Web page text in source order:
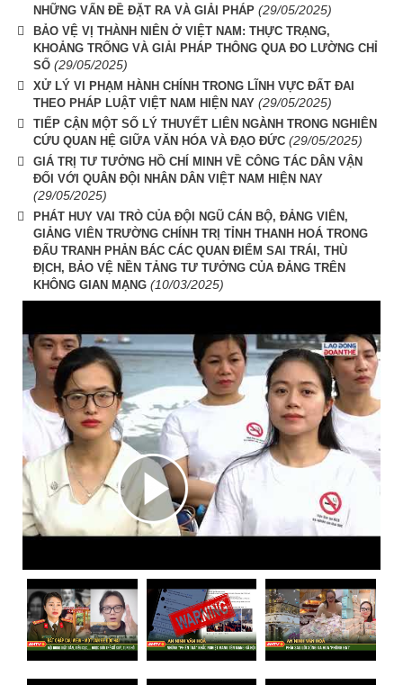
NHỮNG VẤN ĐỀ ĐẶT RA VÀ GIẢI PHÁP (29/05/2025)
BẢO VỆ VỊ THÀNH NIÊN Ở VIỆT NAM: THỰC TRẠNG,
KHOẢNG TRỐNG VÀ GIẢI PHÁP THÔNG QUA ĐO LƯỜNG CHỈ
SỐ (29/05/2025)
XỬ LÝ VI PHẠM HÀNH CHÍNH TRONG LĨNH VỰC ĐẤT ĐAI
THEO PHÁP LUẬT VIỆT NAM HIỆN NAY (29/05/2025)
TIẾP CẬN MỘT SỐ LÝ THUYẾT LIÊN NGÀNH TRONG NGHIÊN
CỨU QUAN HỆ GIỮA VĂN HÓA VÀ ĐẠO ĐỨC (29/05/2025)
GIÁ TRỊ TƯ TƯỞNG HỒ CHÍ MINH VỀ CÔNG TÁC DÂN VẬN
ĐỐI VỚI QUÂN ĐỘI NHÂN DÂN VIỆT NAM HIỆN NAY
(29/05/2025)
PHÁT HUY VAI TRÒ CỦA ĐỘI NGŨ CÁN BỘ, ĐẢNG VIÊN,
GIẢNG VIÊN TRƯỜNG CHÍNH TRỊ TỈNH THANH HOÁ TRONG
ĐẤU TRANH PHẢN BÁC CÁC QUAN ĐIỂM SAI TRÁI, THÙ
ĐỊCH, BẢO VỆ NỀN TẢNG TƯ TƯỞNG CỦA ĐẢNG TRÊN
KHÔNG GIAN MẠNG (10/03/2025)